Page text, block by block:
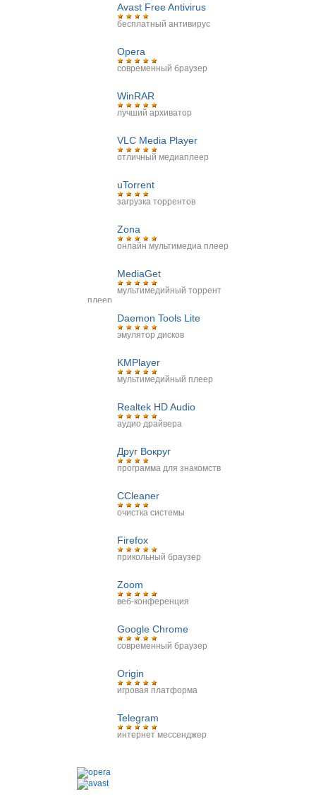
Avast Free Antivirus
бесплатный антивирус
Opera
современный браузер
WinRAR
лучший архиватор
VLC Media Player
отличный медиаплеер
uTorrent
загрузка торрентов
Zona
онлайн мультимедиа плеер
MediaGet
мультимедийный торрент
плеер
Daemon Tools Lite
эмулятор дисков
KMPlayer
мультимедийный плеер
Realtek HD Audio
аудио драйвера
Друг Вокруг
программа для знакомств
CCleaner
очистка системы
Firefox
прикольный браузер
Zoom
веб-конференция
Google Chrome
современный браузер
Origin
игровая платформа
Telegram
интернет мессенджер